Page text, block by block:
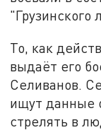
"Грузинского
То, как
выдаёт его
Селиванов.
ищут данные
стрелять в